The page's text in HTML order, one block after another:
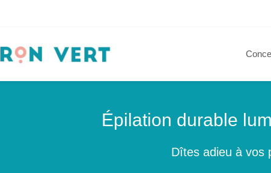
Épilation durable
Dîtes adieu à vos